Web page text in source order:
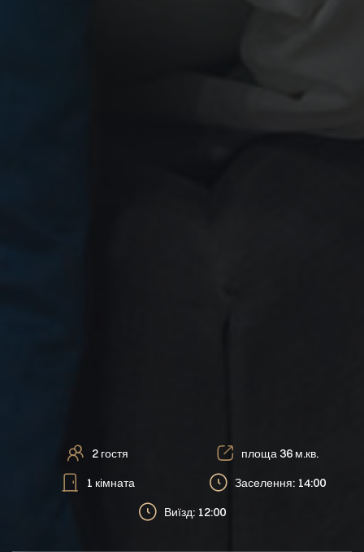
2 гостя
площа 36 м.кв.
1 кімната
Заселення: 14:00
Виїзд: 12:00